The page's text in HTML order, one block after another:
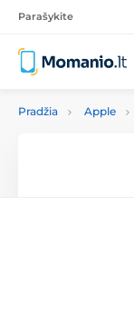
Parašykite
Pradžia Apple